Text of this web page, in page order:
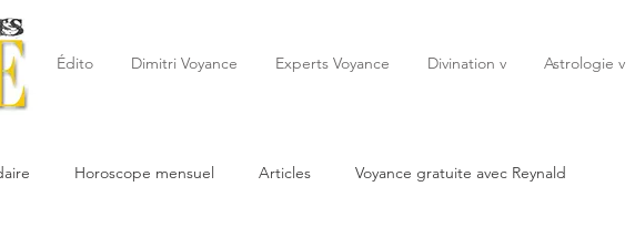
Édito Dimitri Voyance Experts Voyance Divination v Astrologie v
Horoscope mensuel Articles Voyance gratuite avec Reynald